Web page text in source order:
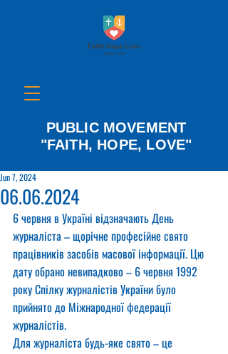
PUBLIC MOVEMENT
"FAITH, HOPE, LOVE"
06.06.2024
Jun 7, 2024
6 червня в Україні відзначають День
журналіста – щорічне професійне свято
працівників засобів масової інформації. Цю
дату обрано невипадково – 6 червня 1992
року Спілку журналістів України було
прийнято до Міжнародної федерації
журналістів.
Для журналіста будь-яке свято – це